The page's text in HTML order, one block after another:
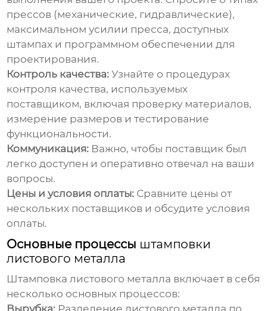
прессов (механические, гидравлические),
максимальном усилии пресса, доступных
штампах и программном обеспечении для
проектирования.
Контроль качества: Узнайте о процедурах
контроля качества, используемых
поставщиком, включая проверку материалов,
измерение размеров и тестирование
функциональности.
Коммуникация: Важно, чтобы поставщик был
легко доступен и оперативно отвечал на ваши
вопросы.
Цены и условия оплаты: Сравните цены от
нескольких поставщиков и обсудите условия
оплаты.
Основные процессы штамповки
листового металла
Штамповка листового металла включает в себя
несколько основных процессов: